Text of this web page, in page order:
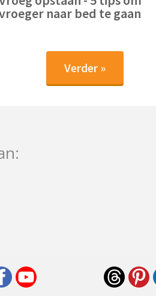
naar bed te gaan
Verder »